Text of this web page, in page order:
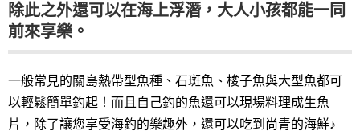
除此之外還可以在海上浮潛，大人小孩都能一同
前來享樂。
一般常見的關島熱帶型魚種、石斑魚、梭子魚與大型魚都可
以輕鬆簡單釣起！而且自己釣的魚還可以現場料理成生魚
片，除了讓您享受海釣的樂趣外，還可以吃到尚青的海鮮♪